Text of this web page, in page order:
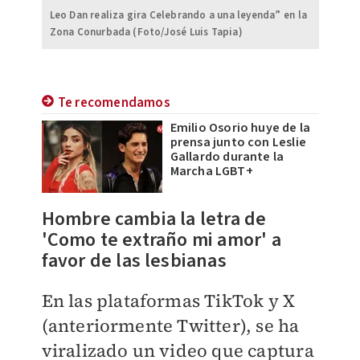
Leo Dan realiza gira Celebrando a una leyenda” en la
Zona Conurbada (Foto/José Luis Tapia)
Te recomendamos
Emilio Osorio huye de la
prensa junto con Leslie
Gallardo durante la
Marcha LGBT+
​Hombre cambia la letra de
'Como te extraño mi amor' a
favor de las lesbianas
En las plataformas TikTok y X
(anteriormente Twitter), se ha
viralizado un video que captura